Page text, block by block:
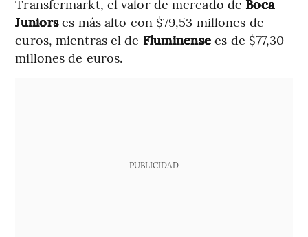
Transfermarkt, el valor de mercado de Boca
Juniorses más alto con $79,53 millones de
euros, mientras el de Fluminensees de $77,30
millones de euros.
PUBLICIDAD